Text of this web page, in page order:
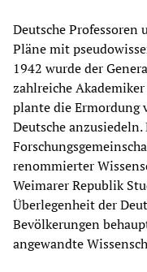
Deutsche
Pläne mit
1942 wurde der
zahlreiche
plante die Ermordung
Deutsche anzusiedeln.
renommierter
Weimarer Republik
Überlegenheit der
Bevölkerungen
angewandte